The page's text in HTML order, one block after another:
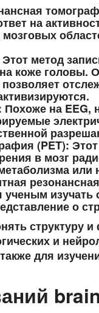
на
мозговых
метод
коже головы.
Похоже на EEG,
(PET):
в мозг
или
ученым
о
структуру
и
для